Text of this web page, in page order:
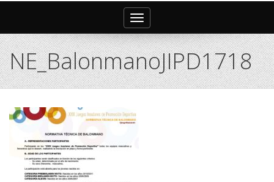
Toggle
navigation
NE_BalonmanoJIPD1718